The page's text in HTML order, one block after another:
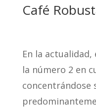
Café
En la actualidad,
la número 2 en
concentrándose